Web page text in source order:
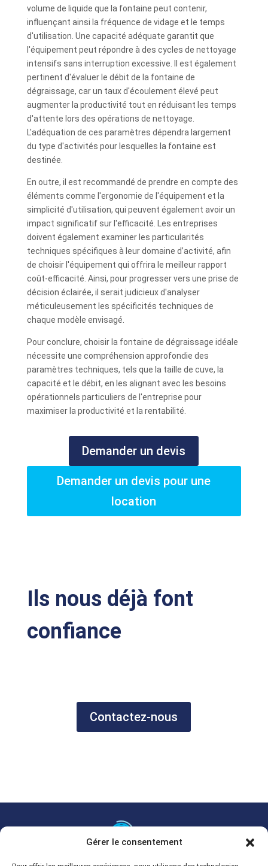
Gérer le consentement
volume de liquide que la fontaine peut contenir,
influençant ainsi la fréquence de vidage et le temps
d'utilisation. Une capacité adéquate garantit que
l'équipement peut répondre à des cycles de nettoyage
intensifs sans interruption excessive. Il est également
pertinent d'évaluer le débit de la fontaine de
dégraissage, car un taux d'écoulement élevé peut
augmenter la productivité tout en réduisant les temps
d'attente lors des opérations de nettoyage.
L'adéquation de ces paramètres dépendra largement
du type d'activités pour lesquelles la fontaine est
destinée.
En outre, il est recommandé de prendre en compte des
éléments comme l'ergonomie de l'équipement et la
simplicité d'utilisation, qui peuvent également avoir un
impact significatif sur l'efficacité. Les entreprises
doivent également examiner les particularités
techniques spécifiques à leur domaine d’activité, afin
de choisir l'équipement qui offrira le meilleur rapport
coût-efficacité. Ainsi, pour progresser vers une prise de
décision éclairée, il serait judicieux d'analyser
méticuleusement les spécificités techniques de
chaque modèle envisagé.
Pour conclure, choisir la fontaine de dégraissage idéale
nécessite une compréhension approfondie des
paramètres techniques, tels que la taille de cuve, la
capacité et le débit, en les alignant avec les besoins
opérationnels particuliers de l'entreprise pour
maximiser la productivité et la rentabilité.
Demander un devis
Demander un devis pour une
location
Ils nous déjà font
confiance
Contactez-nous